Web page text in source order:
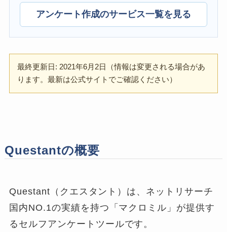
アンケート作成のサービス一覧を見る
最終更新日: 2021年6月2日（情報は変更される場合があ
ります。最新は公式サイトでご確認ください）
Questantの概要
Questant（クエスタント）は、ネットリサーチ
国内NO.1の実績を持つ「マクロミル」が提供す
るセルフアンケートツールです。